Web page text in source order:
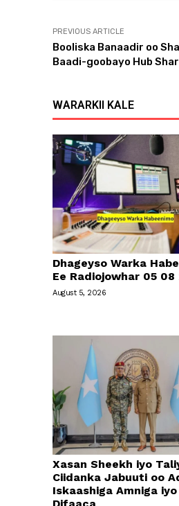
PREVIOUS ARTICLE
Booliska Banaadir oo
Baadi-goobayo Hub
WARARKII KALE
Dhageyso Warka
Ee Radiojowhar 05 08
August 5, 2026
Xasan Sheekh iyo
Ciidanka Jabuuti oo
Iskaashiga Amniga iyo